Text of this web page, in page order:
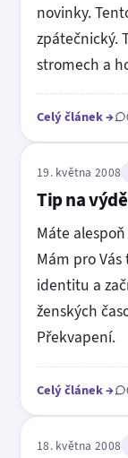
novinky.
zpátečnický.
stromech a
Celý článek→
19. května 2008
Tip na
Máte
Mám pro
identitu a
ženských
Překvapení.
Celý článek→
18. května 2008